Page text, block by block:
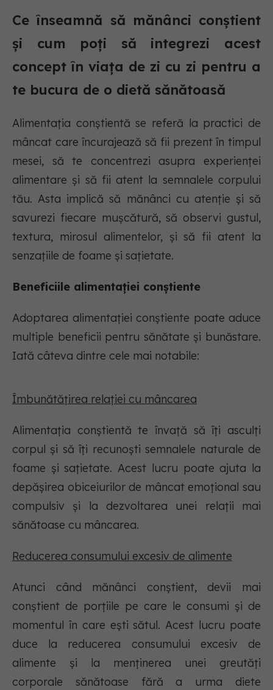
Ce înseamnă să mănânci conștient
și cum poți să integrezi acest
concept în viața de zi cu zi pentru a
te bucura de o dietă sănătoasă
Alimentația conștientă se referă la practici de
mâncat care încurajează să fii prezent în timpul
mesei, să te concentrezi asupra experienței
alimentare și să fii atent la semnalele corpului
tău. Asta implică să mănânci cu atenție și să
savurezi fiecare mușcătură, să observi gustul,
textura, mirosul alimentelor, și să fii atent la
senzațiile de foame și sațietate.
Beneficiile alimentației conștiente
Adoptarea alimentației conștiente poate aduce
multiple beneficii pentru sănătate și bunăstare.
Iată câteva dintre cele mai notabile:
Îmbunătățirea relației cu mâncarea
Alimentația conștientă te învață să îți asculți
corpul și să îți recunoști semnalele naturale de
foame și sațietate. Acest lucru poate ajuta la
depășirea obiceiurilor de mâncat emoțional sau
compulsiv și la dezvoltarea unei relații mai
sănătoase cu mâncarea.
Reducerea consumului excesiv de alimente
Atunci când mănânci conștient, devii mai
conștient de porțiile pe care le consumi și de
momentul în care ești sătul. Acest lucru poate
duce la reducerea consumului excesiv de
alimente și la menținerea unei greutăți
corporale sănătoase fără a urma diete